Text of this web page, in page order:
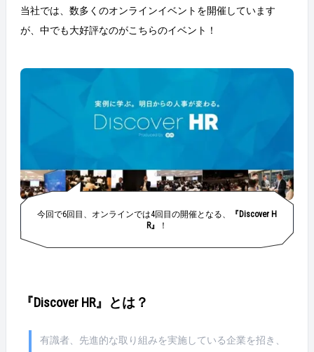
当社では、数多くのオンラインイベントを開催しています
が、中でも大好評なのがこちらのイベント！
今回で6回目、オンラインでは4回目の開催となる、
『Discover H
R』
！
『Discover HR』とは？
有識者、先進的な取り組みを実施している企業を招き、